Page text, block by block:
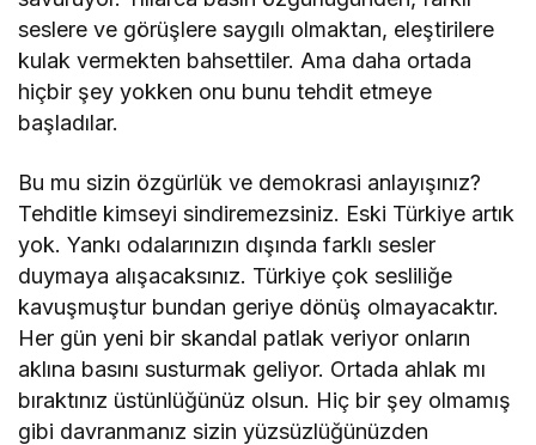
seslere ve görüşlere saygılı olmaktan, eleştirilere
kulak vermekten bahsettiler. Ama daha ortada
hiçbir şey yokken onu bunu tehdit etmeye
başladılar.
Bu mu sizin özgürlük ve demokrasi anlayışınız?
Tehditle kimseyi sindiremezsiniz. Eski Türkiye artık
yok. Yankı odalarınızın dışında farklı sesler
duymaya alışacaksınız. Türkiye çok sesliliğe
kavuşmuştur bundan geriye dönüş olmayacaktır.
Her gün yeni bir skandal patlak veriyor onların
aklına basını susturmak geliyor. Ortada ahlak mı
bıraktınız üstünlüğünüz olsun. Hiç bir şey olmamış
gibi davranmanız sizin yüzsüzlüğünüzden